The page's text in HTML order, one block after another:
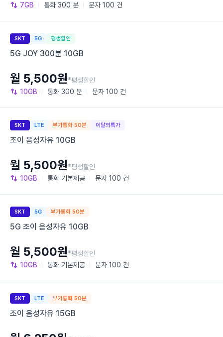
7GB 통화 300 분 문자 100 건
SKT 5G 평생할인
5G JOY 300분 10GB
10GB 통화 300 분 문자 100 건
월 5,500원*평생할인
SKT LTE 부가통화 50분 이달의특가
조이 음성자유 10GB
10GB 통화 기본제공 문자 100 건
월 5,500원*평생할인
SKT 5G 부가통화 50분
5G 조이 음성자유 10GB
10GB 통화 기본제공 문자 100 건
월 5,500원*평생할인
SKT LTE 부가통화 50분
조이 음성자유 15GB